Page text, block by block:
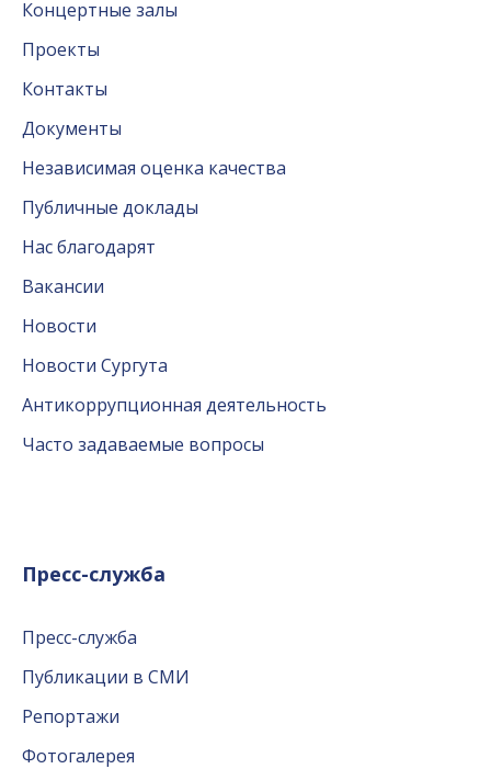
Концертные залы
Проекты
Контакты
Документы
Независимая оценка качества
Публичные доклады
Нас благодарят
Вакансии
Новости
Новости Сургута
Антикоррупционная деятельность
Часто задаваемые вопросы
Пресс-служба
Пресс-служба
Публикации в СМИ
Репортажи
Фотогалерея